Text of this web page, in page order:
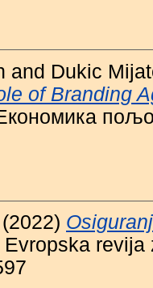
and Dukic
of Branding
(2022)
Evropska revija